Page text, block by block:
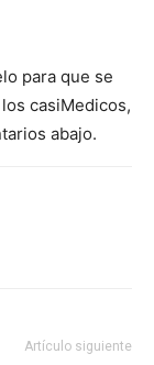
para que se
casiMedicos,
abajo.
Artículo siguiente